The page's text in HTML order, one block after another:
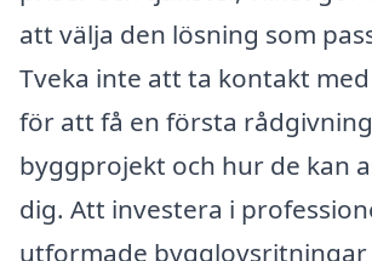
att välja den lösning som
Tveka inte att ta kontakt
för att få en första
byggprojekt och hur de kan
dig. Att investera i
utformade bygglovsritningar